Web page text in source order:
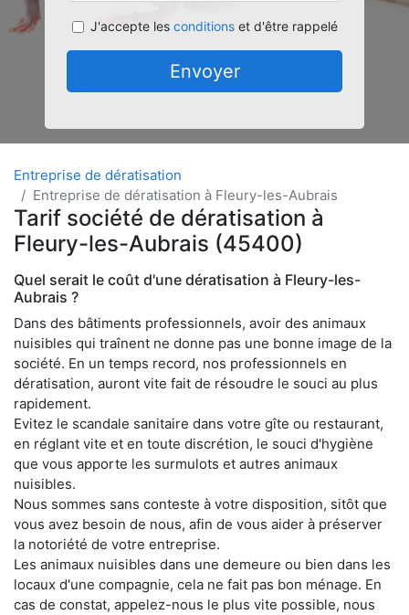
J'accepte les conditionset d'être rappelé
Envoyer
Entreprise de dératisation
Entreprise de dératisation à Fleury-les-Aubrais
Tarif société de dératisation à
Fleury-les-Aubrais (45400)
Quel serait le coût d'une dératisation à Fleury-les-
Aubrais ?
Dans des bâtiments professionnels, avoir des animaux
nuisibles qui traînent ne donne pas une bonne image de la
société. En un temps record, nos professionnels en
dératisation, auront vite fait de résoudre le souci au plus
rapidement.
Evitez le scandale sanitaire dans votre gîte ou restaurant,
en réglant vite et en toute discrétion, le souci d'hygiène
que vous apporte les surmulots et autres animaux
nuisibles.
Nous sommes sans conteste à votre disposition, sitôt que
vous avez besoin de nous, afin de vous aider à préserver
la notoriété de votre entreprise.
Les animaux nuisibles dans une demeure ou bien dans les
locaux d'une compagnie, cela ne fait pas bon ménage. En
cas de constat, appelez-nous le plus vite possible, nous